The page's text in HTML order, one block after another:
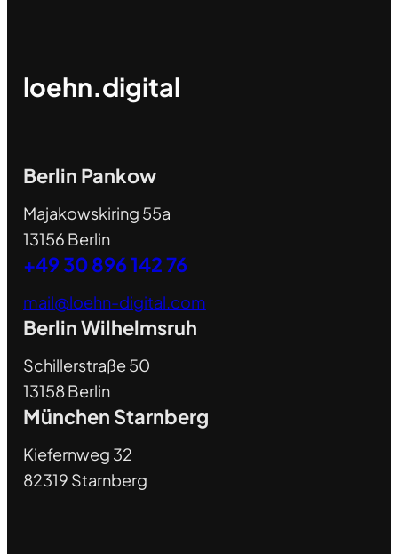
loehn.digital
Berlin Pankow
Majakowskiring 55a
13156 Berlin
+49 30 896 142 76
mail@loehn-digital.com
Berlin Wilhelmsruh
Schillerstraße 50
13158 Berlin
München Starnberg
Kiefernweg 32
82319 Starnberg